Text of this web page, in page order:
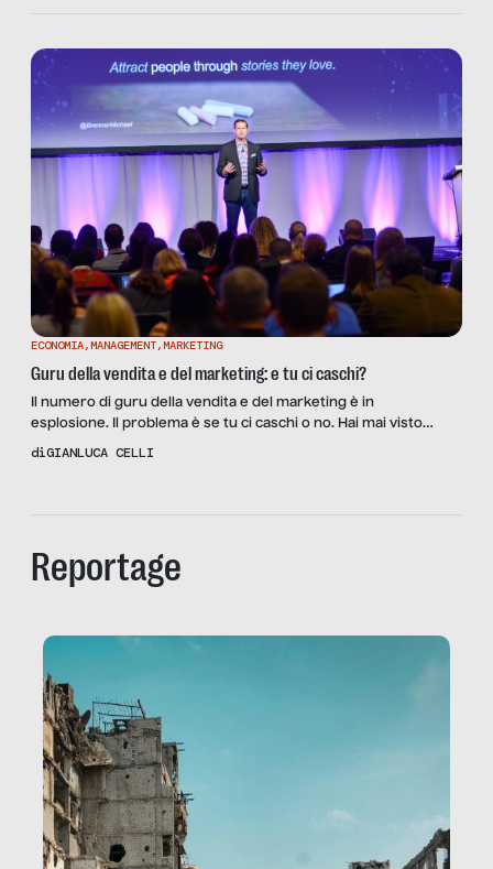
ECONOMIA,MANAGEMENT,MARKETING
Guru della vendita e del marketing: e tu ci caschi?
Il numero di guru della vendita e del marketing è in
esplosione. Il problema è se tu ci caschi o no. Hai mai visto
promesse di questo tipo? • Come aumentare le tue vendite del
diGIANLUCA CELLI
Reportage